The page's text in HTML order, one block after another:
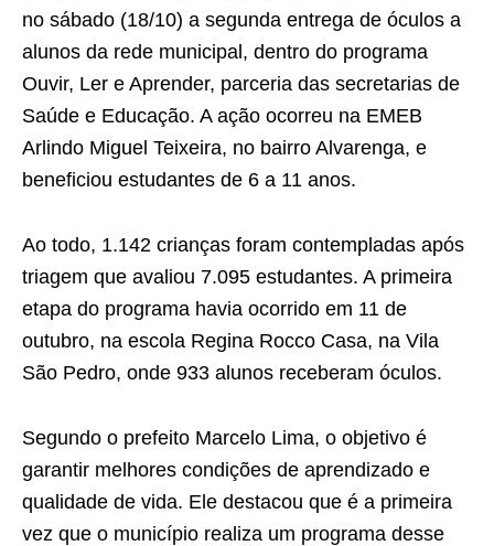
no sábado (18/10) a segunda entrega de óculos a
alunos da rede municipal, dentro do programa
Ouvir, Ler e Aprender, parceria das secretarias de
Saúde e Educação. A ação ocorreu na EMEB
Arlindo Miguel Teixeira, no bairro Alvarenga, e
beneficiou estudantes de 6 a 11 anos.
Ao todo, 1.142 crianças foram contempladas após
triagem que avaliou 7.095 estudantes. A primeira
etapa do programa havia ocorrido em 11 de
outubro, na escola Regina Rocco Casa, na Vila
São Pedro, onde 933 alunos receberam óculos.
Segundo o prefeito Marcelo Lima, o objetivo é
garantir melhores condições de aprendizado e
qualidade de vida. Ele destacou que é a primeira
vez que o município realiza um programa desse